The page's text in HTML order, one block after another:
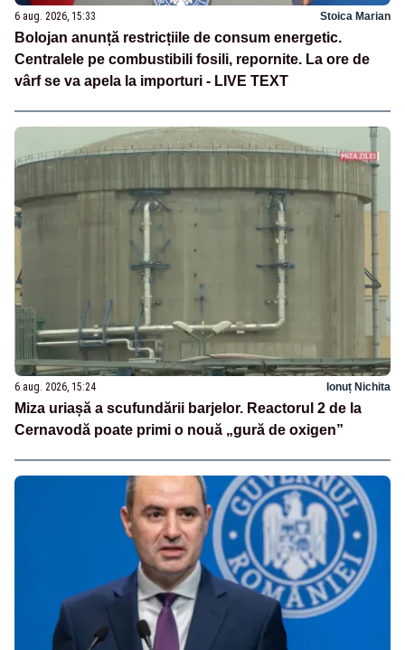
6 aug. 2026, 15:33 Stoica Marian
Bolojan anunță restricțiile de consum energetic.
Centralele pe combustibili fosili, repornite. La ore de
vârf se va apela la importuri - LIVE TEXT
6 aug. 2026, 15:24 Ionuț Nichita
Miza uriașă a scufundării barjelor. Reactorul 2 de la
Cernavodă poate primi o nouă „gură de oxigen”